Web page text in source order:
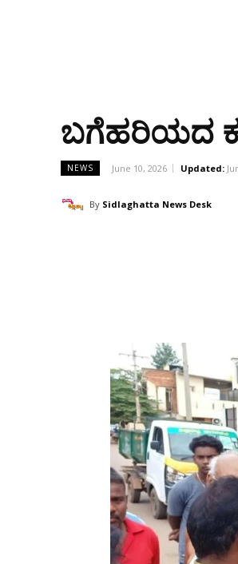
ಬಗೆಹರಿಯದ ಕಸ
NEWS June 10, 2026 Updated:
By Sidlaghatta News Desk